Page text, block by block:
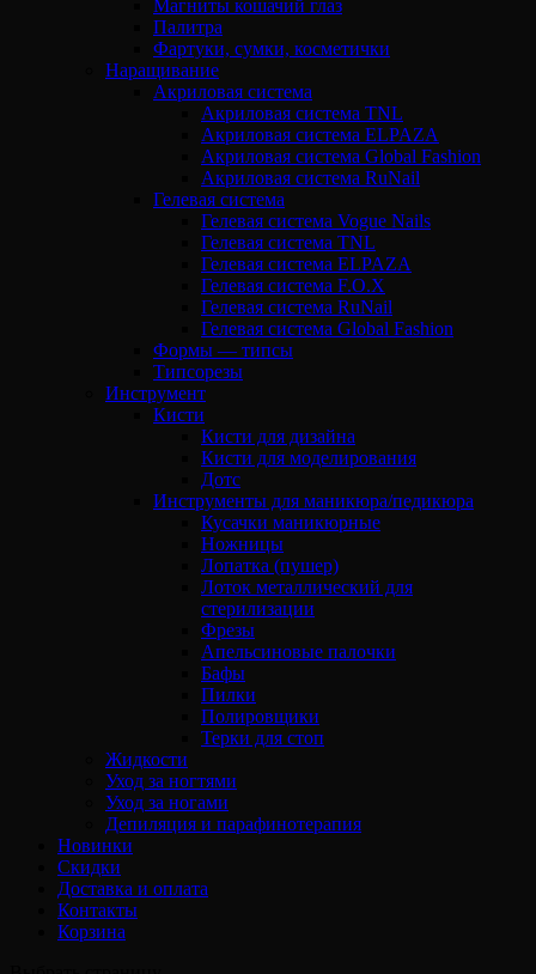
Магниты кошачий глаз
Палитра
Фартуки, сумки, косметички
Наращивание
Акриловая система
Акриловая система TNL
Акриловая система ELPAZA
Акриловая система Global Fashion
Акриловая система RuNail
Гелевая система
Гелевая система Vogue Nails
Гелевая система TNL
Гелевая система ELPAZA
Гелевая система F.O.X
Гелевая система RuNail
Гелевая система Global Fashion
Формы — типсы
Типсорезы
Инструмент
Кисти
Кисти для дизайна
Кисти для моделирования
Дотс
Инструменты для маникюра/педикюра
Кусачки маникюрные
Ножницы
Лопатка (пушер)
Лоток металлический для
стерилизации
Фрезы
Апельсиновые палочки
Бафы
Пилки
Полировщики
Терки для стоп
Жидкости
Уход за ногтями
Уход за ногами
Депиляция и парафинотерапия
Новинки
Скидки
Доставка и оплата
Контакты
Корзина